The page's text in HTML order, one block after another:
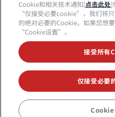
预
不再错失我们最受欢迎的酒店优惠
© 2026 丽笙酒店集团.保留所有权利。
笙、丽笙精选、丽祺、丽亭、丽柏、丽
笙会议是丽笙酒店集团的商标。
Cookie和相关技术通知[点击此处]
“仅接受必要cookie”，我们将
的绝对必要的Cookie。如果您想
“Cookie设置”。
接受所有
仅接受必要
Cookie